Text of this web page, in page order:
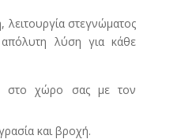
στεγνώματος
λύση για κάθε
στο χώρο σας με τον
και βροχή.